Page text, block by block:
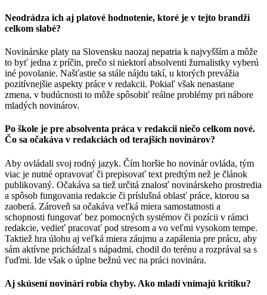
Neodrádza ich aj platové hodnotenie, ktoré je v tejto brandži
celkom slabé?
Novinárske platy na Slovensku naozaj nepatria k najvyšším a môže
to byť jedna z príčin, prečo si niektorí absolventi žurnalistky vyberú
iné povolanie. Našťastie sa stále nájdu takí, u ktorých prevážia
pozitívnejšie aspekty práce v redakcii. Pokiaľ však nenastane
zmena, v budúcnosti to môže spôsobiť reálne problémy pri nábore
mladých novinárov.
Po škole je pre absolventa práca v redakcii niečo celkom nové.
Čo sa očakáva v redakciách od terajších novinárov?
Aby ovládali svoj rodný jazyk. Čím horšie ho novinár ovláda, tým
viac je nutné opravovať či prepisovať text predtým než je článok
publikovaný. Očakáva sa tiež určitá znalosť novinárskeho prostredia
a spôsob fungovania redakcie či príslušná oblasť práce, ktorou sa
zaoberá. Zároveň sa očakáva veľká miera samostatnosti a
schopnosti fungovať bez pomocných systémov či pozícii v rámci
redakcie, vedieť pracovať pod stresom a vo veľmi vysokom tempe.
Taktiež hra úlohu aj veľká miera záujmu a zapálenia pre prácu, aby
sám aktívne prichádzal s nápadmi, chodil do terénu a rozprával sa s
ľuďmi. Ide však o úplne bežnú vec na práci novinára.
Aj skúsení novinári robia chyby. Ako mladí vnímajú kritiku?